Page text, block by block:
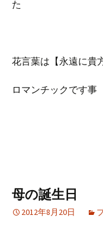
た
花言葉は【永遠に貴
ロマンチックです事
母の誕生日
2012年8月20日